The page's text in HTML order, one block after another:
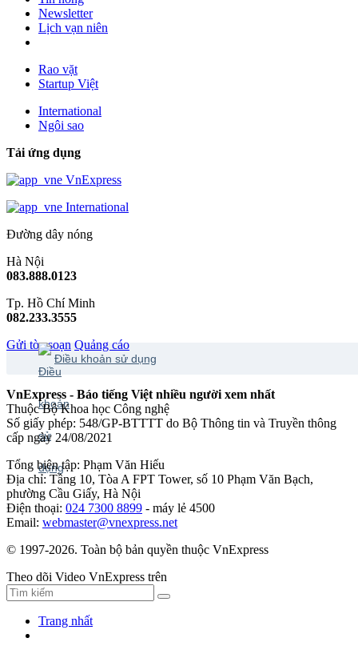
Newsletter
Lịch vạn niên
Rao vặt
Startup Việt
International
Ngôi sao
Tải ứng dụng
VnExpress
International
Đường dây nóng
Hà Nội
083.888.0123
Tp. Hồ Chí Minh
082.233.3555
Gửi tòa soạn Quảng cáo
Điều khoản sử dụng
VnExpress - Báo tiếng Việt nhiều người xem nhất
Thuộc Bộ Khoa học Công nghệ
Số giấy phép: 548/GP-BTTTT do Bộ Thông tin và Truyền thông
cấp ngày 24/08/2021
Tổng biên tập: Phạm Văn Hiếu
Địa chỉ: Tầng 10, Tòa A FPT Tower, số 10 Phạm Văn Bạch,
phường Cầu Giấy, Hà Nội
Điện thoại: 024 7300 8899 - máy lẻ 4500
Email: webmaster@vnexpress.net
© 1997-2026. Toàn bộ bản quyền thuộc VnExpress
Theo dõi Video VnExpress trên
Trang nhất